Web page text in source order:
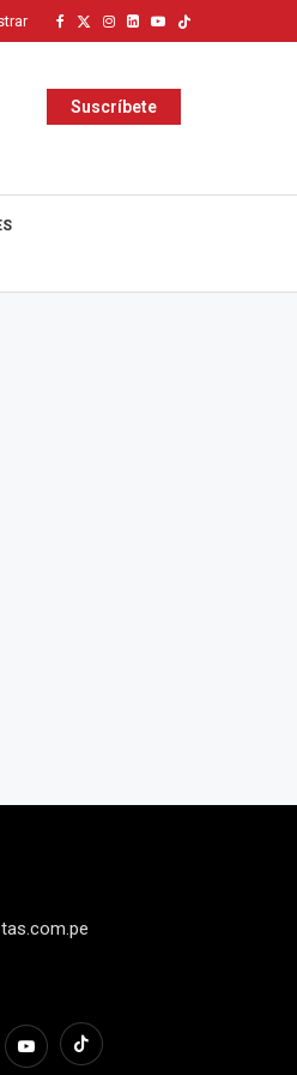
Suscríbete